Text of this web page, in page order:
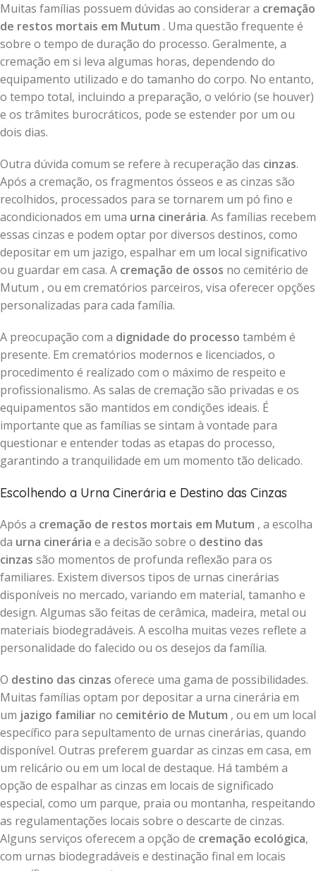
Muitas famílias possuem dúvidas ao considerar a cremação
de restos mortais em Mutum . Uma questão frequente é
sobre o tempo de duração do processo. Geralmente, a
cremação em si leva algumas horas, dependendo do
equipamento utilizado e do tamanho do corpo. No entanto,
o tempo total, incluindo a preparação, o velório (se houver)
e os trâmites burocráticos, pode se estender por um ou
dois dias.
Outra dúvida comum se refere à recuperação das cinzas.
Após a cremação, os fragmentos ósseos e as cinzas são
recolhidos, processados para se tornarem um pó fino e
acondicionados em uma urna cinerária. As famílias recebem
essas cinzas e podem optar por diversos destinos, como
depositar em um jazigo, espalhar em um local significativo
ou guardar em casa. A cremação de ossos no cemitério de
Mutum , ou em crematórios parceiros, visa oferecer opções
personalizadas para cada família.
A preocupação com a dignidade do processo também é
presente. Em crematórios modernos e licenciados, o
procedimento é realizado com o máximo de respeito e
profissionalismo. As salas de cremação são privadas e os
equipamentos são mantidos em condições ideais. É
importante que as famílias se sintam à vontade para
questionar e entender todas as etapas do processo,
garantindo a tranquilidade em um momento tão delicado.
Escolhendo a Urna Cinerária e Destino das Cinzas
Após a cremação de restos mortais em Mutum , a escolha
da urna cinerária e a decisão sobre o destino das
cinzas são momentos de profunda reflexão para os
familiares. Existem diversos tipos de urnas cinerárias
disponíveis no mercado, variando em material, tamanho e
design. Algumas são feitas de cerâmica, madeira, metal ou
materiais biodegradáveis. A escolha muitas vezes reflete a
personalidade do falecido ou os desejos da família.
O destino das cinzas oferece uma gama de possibilidades.
Muitas famílias optam por depositar a urna cinerária em
um jazigo familiar no cemitério de Mutum , ou em um local
específico para sepultamento de urnas cinerárias, quando
disponível. Outras preferem guardar as cinzas em casa, em
um relicário ou em um local de destaque. Há também a
opção de espalhar as cinzas em locais de significado
especial, como um parque, praia ou montanha, respeitando
as regulamentações locais sobre o descarte de cinzas.
Alguns serviços oferecem a opção de cremação ecológica,
com urnas biodegradáveis e destinação final em locais